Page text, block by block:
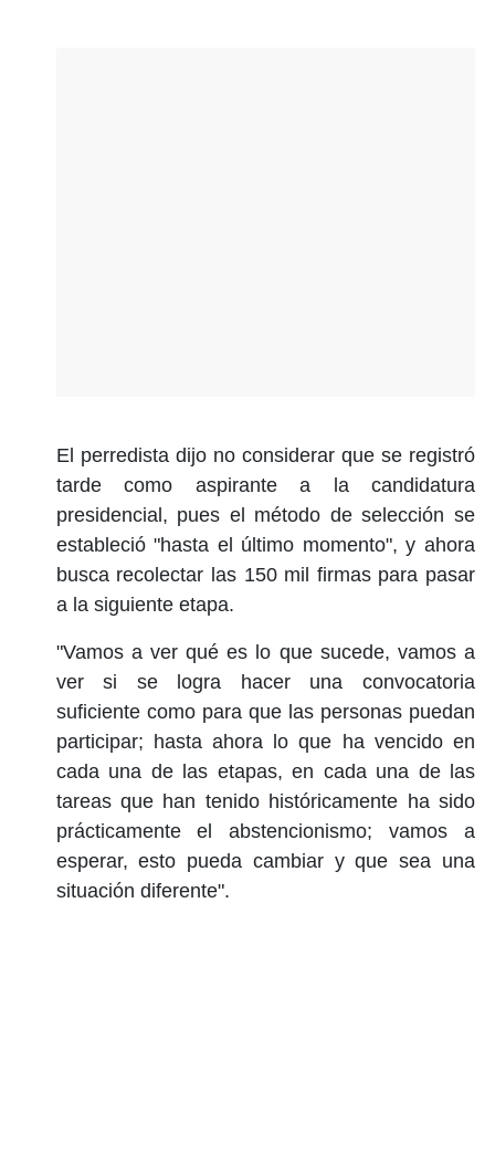
El perredista dijo no considerar que se registró
tarde como aspirante a la candidatura
presidencial, pues el método de selección se
estableció "hasta el último momento", y ahora
busca recolectar las 150 mil firmas para pasar
a la siguiente etapa.
"Vamos a ver qué es lo que sucede, vamos a
ver si se logra hacer una convocatoria
suficiente como para que las personas puedan
participar; hasta ahora lo que ha vencido en
cada una de las etapas, en cada una de las
tareas que han tenido históricamente ha sido
prácticamente el abstencionismo; vamos a
esperar, esto pueda cambiar y que sea una
situación diferente".